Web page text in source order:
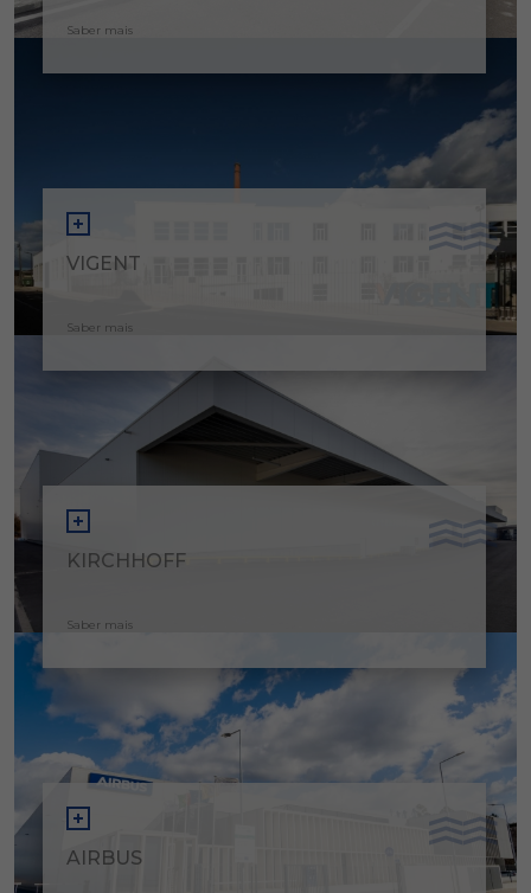
Saber mais
VIGENT
Saber mais
KIRCHHOFF
Saber mais
AIRBUS